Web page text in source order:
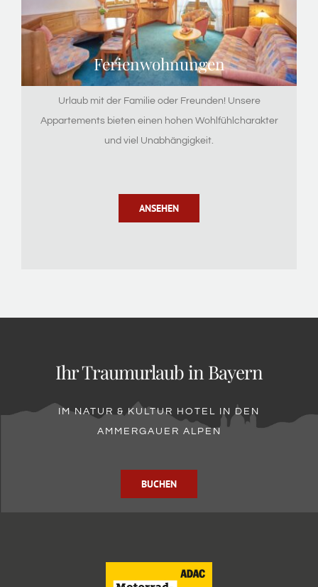
Ferienwohnungen
Urlaub mit der Familie oder Freunden! Unsere
Appartements bieten einen hohen Wohlfühlcharakter
und viel Unabhängigkeit.
ANSEHEN
Ihr Traumurlaub in Bayern
IM NATUR & KULTUR HOTEL IN DEN
AMMERGAUER ALPEN
BUCHEN